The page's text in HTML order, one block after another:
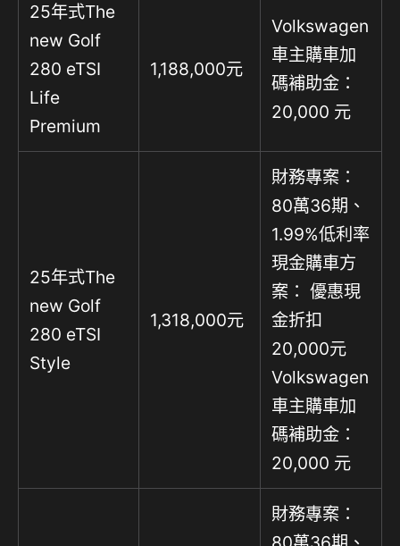
25年式The
new Golf
280 eTSI
Life
Premium
1,188,000元
Volkswagen
車主購車加
碼補助金：
20,000 元
25年式The
new Golf
280 eTSI
Style
1,318,000元
財務專案：
80萬36期、
1.99%低利率
現金購車方
案： 優惠現
金折扣
20,000元
Volkswagen
車主購車加
碼補助金：
20,000 元
財務專案：